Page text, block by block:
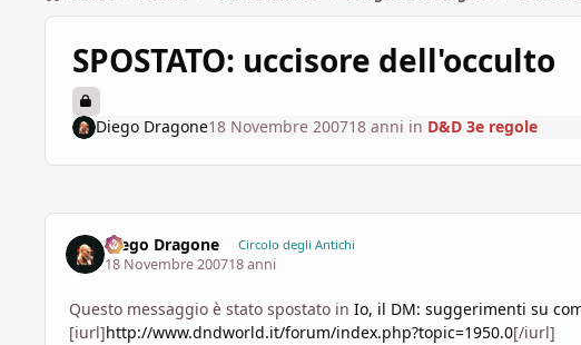
SPOSTATO: uccisore dell'occulto
Diego Dragone18 Novembre 200718 anni in D&D 3e regole
Diego Dragone Circolo degli Antichi
18 Novembre 200718 anni
Questo messaggio è stato spostato in Io, il DM: suggerimenti su
[iurl]http://www.dndworld.it/forum/index.php?topic=1950.0[/iurl]